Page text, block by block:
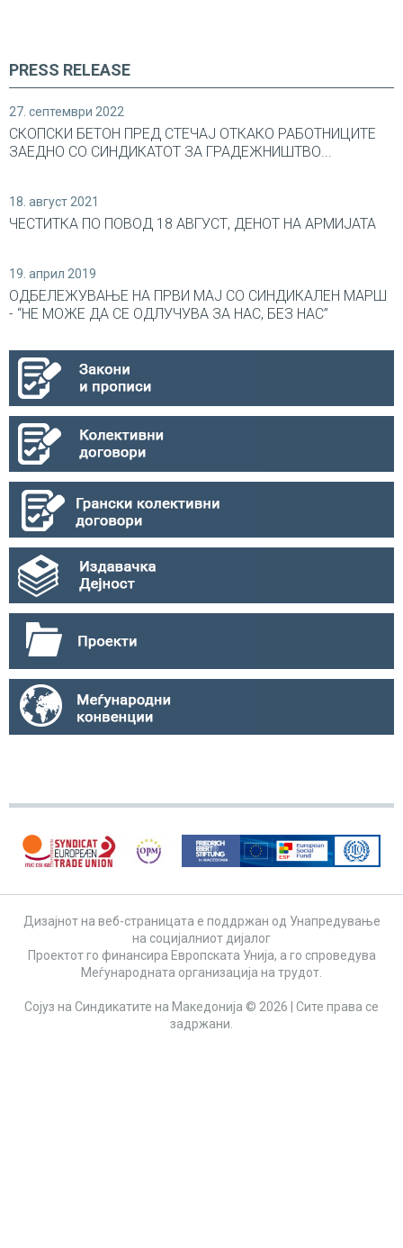
PRESS RELEASE
27. септември 2022
СКОПСКИ БЕТОН ПРЕД СТЕЧАЈ ОТКАКО РАБОТНИЦИТЕ
ЗАЕДНО СО СИНДИКАТОТ ЗА ГРАДЕЖНИШТВО...
18. август 2021
ЧЕСТИТКА ПО ПОВОД 18 АВГУСТ, ДЕНОТ НА АРМИЈАТА
19. април 2019
ОДБЕЛЕЖУВАЊЕ НА ПРВИ МАЈ СО СИНДИКАЛEН МАРШ
- “НЕ МОЖЕ ДА СЕ ОДЛУЧУВА ЗА НАС, БЕЗ НАС”
Дизајнот на веб-страницата е поддржан од Унапредување
на социјалниот дијалог
Проектот го финансира Европската Унија, а го спроведува
Меѓународната организација на трудот.
Сојуз на Синдикатите на Македонија © 2026 | Сите права се
задржани.